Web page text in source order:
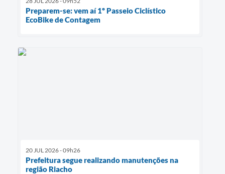
Preparem-se: vem aí 1º Passeio Ciclístico
EcoBike de Contagem
20 JUL 2026 - 09h26
Prefeitura segue realizando manutenções na
região Riacho